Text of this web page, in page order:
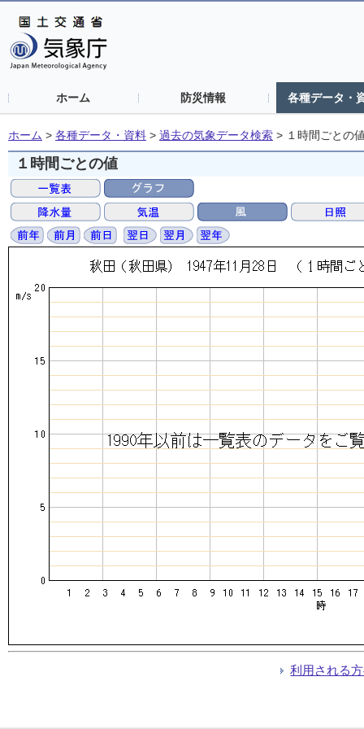
ホーム 防災情報 各種データ・
ホーム > 各種データ・資料 > 過去の気象データ検索 > １時間ごとの
１時間ごとの値
利用される